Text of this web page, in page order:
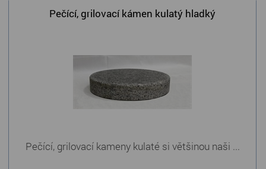
Pečící, grilovací kámen kulatý hladký
Pečící, grilovací kameny kulaté si většinou naši ...